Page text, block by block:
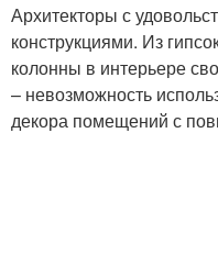
Архитекторы с
конструкциями. Из
колонны в интерьере
– невозможность
декора помещений с